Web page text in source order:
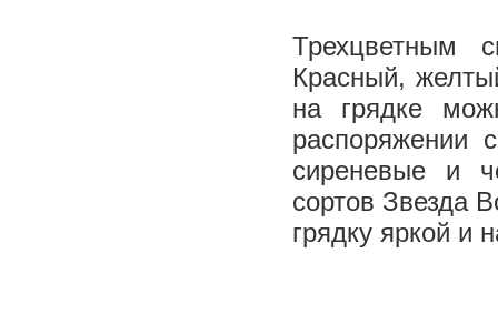
Трехцветным
Красный,
на грядке
распоряжении
сиреневые и
сортов Звезда
грядку яркой и